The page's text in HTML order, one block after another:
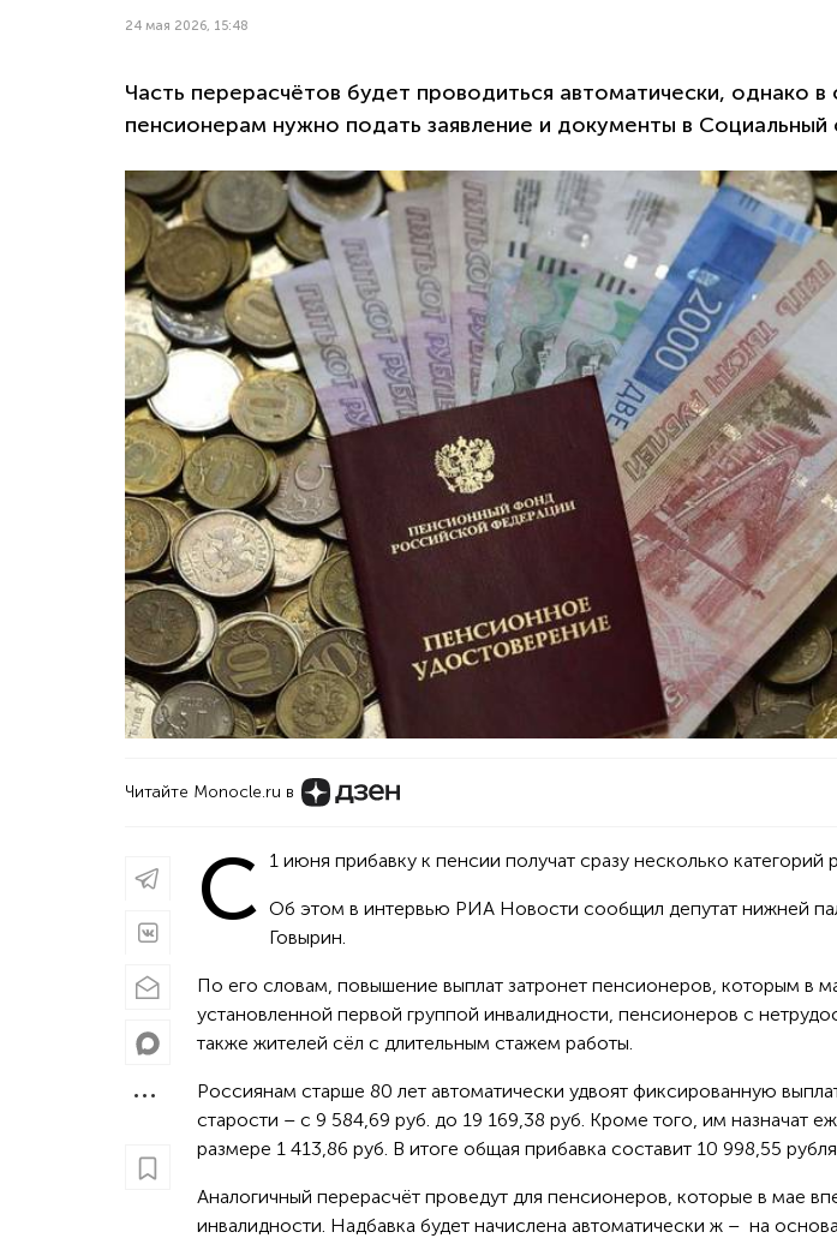
24 мая 2026, 15:48
Часть перерасчётов будет проводиться автоматически, однако в
пенсионерам нужно подать заявление и документы в
Читайте Monocle.ru в
С 1 июня прибавку к пенсии получат сразу несколько категорий
Об этом в интервью РИА Новости сообщил депутат нижней
Говырин.
По его словам, повышение выплат затронет пенсионеров, которым в
установленной первой группой инвалидности, пенсионеров с
также жителей сёл с длительным стажем работы.
Россиянам старше 80 лет автоматически удвоят фиксированную
старости – с 9 584,69 руб. до 19 169,38 руб. Кроме того, им назначат
размере 1 413,86 руб. В итоге общая прибавка составит 10 998,55 рубля.
Аналогичный перерасчёт проведут для пенсионеров, которые в мае
инвалидности. Надбавка будет начислена автоматически ж – на